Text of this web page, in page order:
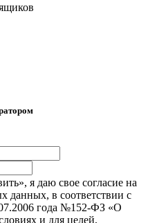
я даю свое согласие на
данных, в соответствии с
года №152-ФЗ «О
и для целей,